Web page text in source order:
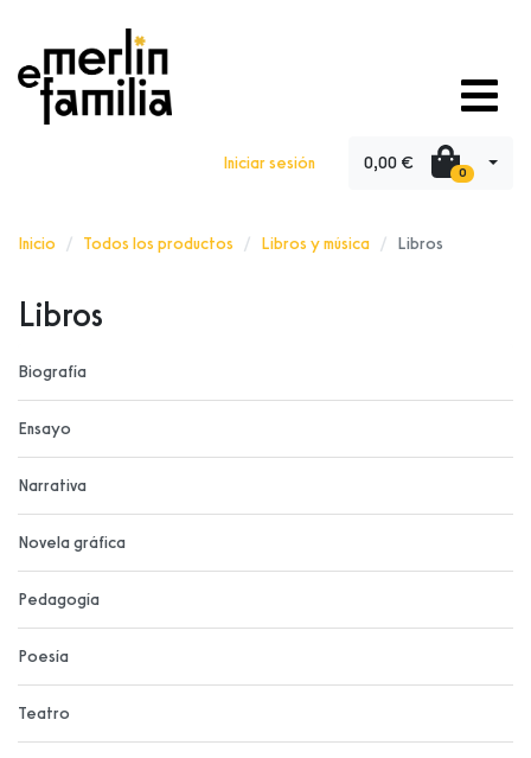
Iniciar sesión 0,00 € 0
Inicio Todos los productos Libros y música Libros
Libros
Biografía
Ensayo
Narrativa
Novela gráfica
Pedagogía
Poesía
Teatro